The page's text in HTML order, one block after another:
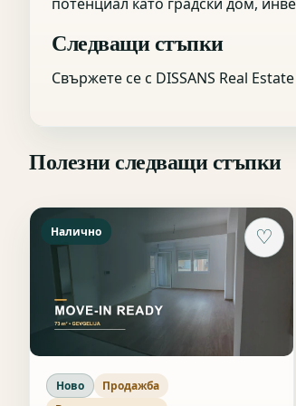
Следващи стъпки
Свържете се с DISSANS Real
Полезни следващи стъпки
♡
Налично
Ново
Продажба